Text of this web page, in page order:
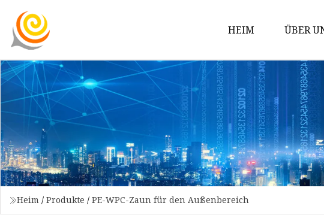
HEIM ÜBER
Heim / Produkte / PE-WPC-Zaun für den Außenbereich